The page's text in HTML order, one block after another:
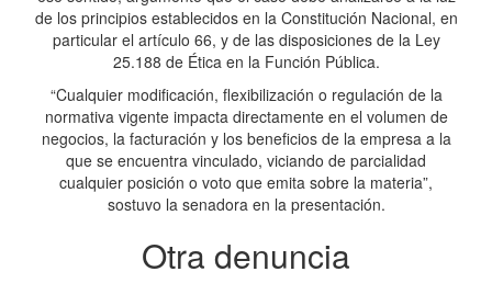
de los principios establecidos en la Constitución Nacional, en
particular el artículo 66, y de las disposiciones de la Ley
25.188 de Ética en la Función Pública.
“Cualquier modificación, flexibilización o regulación de la
normativa vigente impacta directamente en el volumen de
negocios, la facturación y los beneficios de la empresa a la
que se encuentra vinculado, viciando de parcialidad
cualquier posición o voto que emita sobre la materia”,
sostuvo la senadora en la presentación.
Otra denuncia